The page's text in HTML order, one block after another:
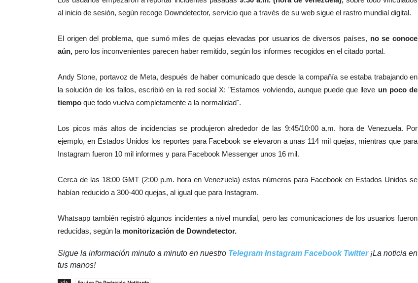
al inicio de sesión, según recoge Downdetector, servicio que a través de su web sigue el rastro mundial digital.
El origen del problema, que sumó miles de quejas elevadas por usuarios de diversos países, no se conoce
aún, pero los inconvenientes parecen haber remitido, según los informes recogidos en el citado portal.
Andy Stone, portavoz de Meta, después de haber comunicado que desde la compañía se estaba trabajando en
la solución de los fallos, escribió en la red social X: "Estamos volviendo, aunque puede que lleve un poco de
tiempo que todo vuelva completamente a la normalidad".
Los picos más altos de incidencias se produjeron alrededor de las 9:45/10:00 a.m. hora de Venezuela. Por
ejemplo, en Estados Unidos los reportes para Facebook se elevaron a unas 114 mil quejas, mientras que para
Instagram fueron 10 mil informes y para Facebook Messenger unos 16 mil.
Cerca de las 18:00 GMT (2:00 p.m. hora en Venezuela) estos números para Facebook en Estados Unidos se
habían reducido a 300-400 quejas, al igual que para Instagram.
Whatsapp también registró algunos incidentes a nivel mundial, pero las comunicaciones de los usuarios fueron
reducidas, según la monitorización de Downdetector.
Sigue la información minuto a minuto en nuestro Telegram Instagram Facebook Twitter¡La noticia en
tus manos!